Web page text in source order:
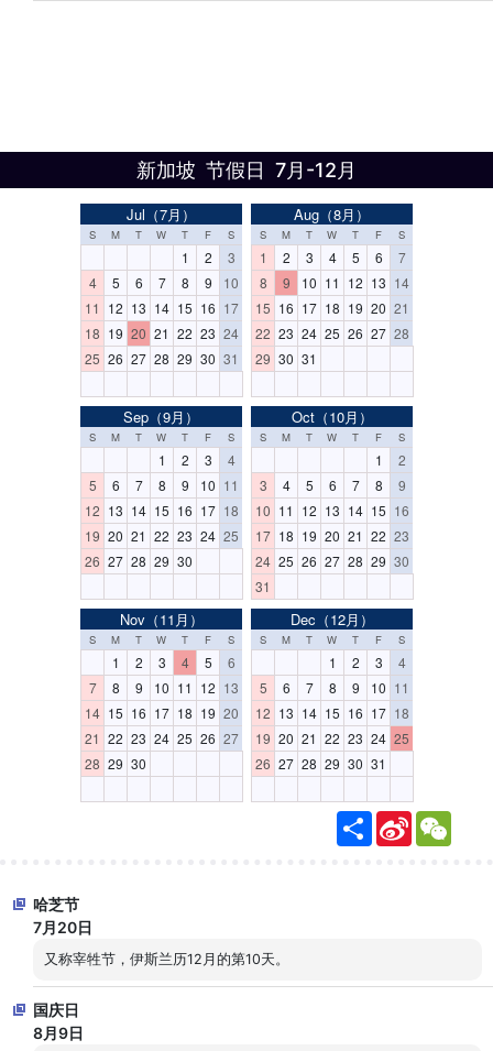
新加坡 节假日 7月-12月
Jul（7月）
S M T W T F S
1 2
3
4
5 6 7 8 9
10
11 12 13 14 15 16 17
18 19 20 21 22 23 24
25 26 27 28 29 30 31
Aug（8月）
S M T W T F S
1 2 3 4 5 6
7
8
9 10 11 12 13 14
15 16 17 18 19 20 21
22 23 24 25 26 27 28
29 30 31
Sep（9月）
S M T W T F S
1 2 3
4
5
6 7 8 9 10 11
12 13 14 15 16 17 18
19 20 21 22 23 24 25
26 27 28 29 30
Oct（10月）
S M T W T F S
1
2
3
4 5 6 7 8
9
10 11 12 13 14 15 16
17 18 19 20 21 22 23
24 25 26 27 28 29 30
31
Nov（11月）
S M T W T F S
1 2 3 4 5
6
7
8 9 10 11 12 13
14 15 16 17 18 19 20
21 22 23 24 25 26 27
28 29 30
Dec（12月）
S M T W T F S
1 2 3
4
5
6 7 8 9 10 11
12 13 14 15 16 17 18
19 20 21 22 23 24 25
26 27 28 29 30 31
分
享
S
哈芝节
7月20日
又称宰牲节，伊斯兰历12月的第10天。
国庆日
8月9日